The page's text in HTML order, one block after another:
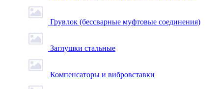
Грувлок (бессварные муфтовые соединения)
Заглушки стальные
Компенсаторы и вибровставки